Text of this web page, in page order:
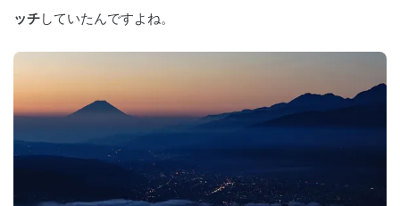
ッチ していたんですよね。